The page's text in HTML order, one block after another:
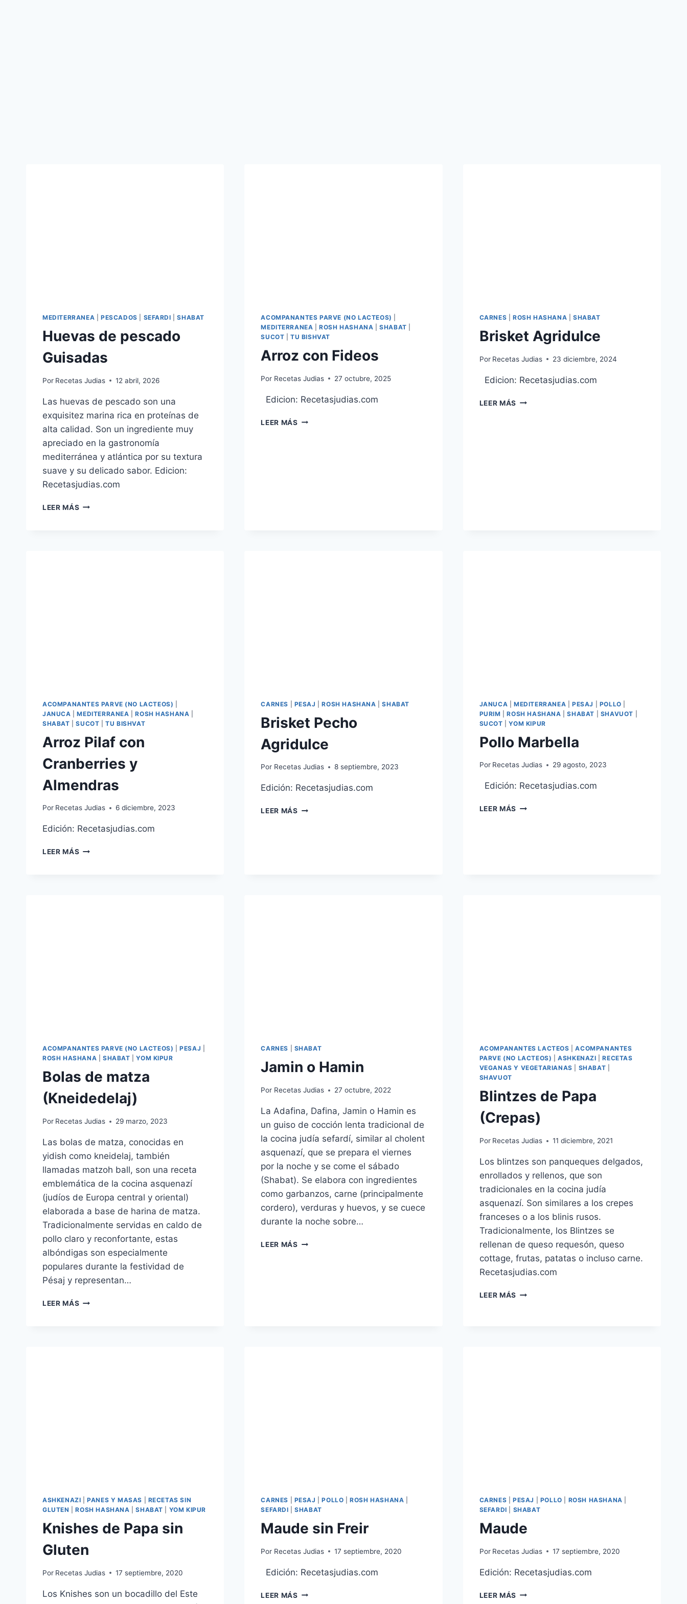
MEDITERRANEA PESCADOS SEFARDI |SHABAT
Huevas de pescado
Guisadas
Por Recetas Judias 12 abril, 2026
Las huevas de pescado son una
exquisitez marina rica en proteínas de
alta calidad. Son un ingrediente muy
apreciado en la gastronomía
mediterránea y atlántica por su textura
suave y su delicado sabor. Edicion:
Recetasjudias.com
LEER MÁS HUEVAS
ACOMPANANTES PARVE (NO LACTEOS)
MEDITERRANEA |ROSH HASHANA |SHABAT
SUCOT |TU BISHVAT
Arroz con Fideos
Por Recetas Judias 27 octubre, 2025
Edicion: Recetasjudias.com
LEER MÁS ARROZ
CARNES |ROSH HASHANA SHABAT
Brisket Agridulce
Por Recetas Judias 23 diciembre, 2024
Edicion: Recetasjudias.com
LEER MÁS BRISKET
ACOMPANANTES PARVE (NO LACTEOS)
JANUCA
|MEDITERRANEA |ROSH HASHANA
SHABAT |SUCOT |TU BISHVAT
Arroz Pilaf con
Cranberries y
Almendras
Por Recetas Judias 6 diciembre, 2023
Edición: Recetasjudias.com
LEER MÁS ARROZ
CARNES PESAJ |ROSH HASHANA |SHABAT
Brisket Pecho
Agridulce
Por Recetas Judias 8 septiembre, 2023
Edición: Recetasjudias.com
LEER MÁS BRISKET
JANUCA |MEDITERRANEA PESAJ POLLO
PURIM |ROSH HASHANA |SHABAT SHAVUOT
SUCOT |YOM KIPUR
Pollo Marbella
Por Recetas Judias 29 agosto, 2023
Edición: Recetasjudias.com
LEER MÁS POLLO
ACOMPANANTES PARVE (NO LACTEOS) |PESAJ
ROSH HASHANA
SHABAT |YOM KIPUR
Bolas de matza
(Kneidedelaj)
Por Recetas Judias 29 marzo, 2023
Las bolas de matza, conocidas en
yidish como kneidelaj, también
llamadas matzoh ball, son una receta
emblemática de la cocina asquenazí
(judíos de Europa central y oriental)
elaborada a base de harina de matza.
Tradicionalmente servidas en caldo de
pollo claro y reconfortante, estas
albóndigas son especialmente
populares durante la festividad de
Pésaj y representan…
LEER MÁS BOLAS
CARNES SHABAT
Jamin o Hamin
Por Recetas Judias 27 octubre, 2022
La Adafina, Dafina, Jamin o Hamin es
un guiso de cocción lenta tradicional de
la cocina judía sefardí, similar al cholent
asquenazí, que se prepara el viernes
por la noche y se come el sábado
(Shabat). Se elabora con ingredientes
como garbanzos, carne (principalmente
cordero), verduras y huevos, y se cuece
durante la noche sobre…
LEER MÁS JAMIN
ACOMPANANTES LACTEOS |ACOMPANANTES
PARVE (NO LACTEOS) |ASHKENAZI |RECETAS
VEGANAS Y VEGETARIANAS
SHABAT
SHAVUOT
Blintzes de Papa
(Crepas)
Por Recetas Judias 11 diciembre, 2021
Los blintzes son panqueques delgados,
enrollados y rellenos, que son
tradicionales en la cocina judía
asquenazí. Son similares a los crepes
franceses o a los blinis rusos.
Tradicionalmente, los Blintzes se
rellenan de queso requesón, queso
cottage, frutas, patatas o incluso carne.
Recetasjudias.com
LEER MÁS BLINTZES
ASHKENAZI |PANES Y MASAS
RECETAS SIN
GLUTEN
|ROSH HASHANA |SHABAT YOM KIPUR
Knishes de Papa sin
Gluten
Por Recetas Judias 17 septiembre, 2020
Los Knishes son un bocadillo del Este
CARNES PESAJ |POLLO |ROSH HASHANA
SEFARDI |SHABAT
Maude sin Freir
Por Recetas Judias 17 septiembre, 2020
Edición: Recetasjudias.com
LEER MÁS MAUDE
CARNES |PESAJ POLLO ROSH HASHANA
SEFARDI
SHABAT
Maude
Por Recetas Judias 17 septiembre, 2020
Edición: Recetasjudias.com
LEER MÁS MAUDE